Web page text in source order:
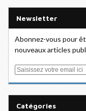
Newsletter
Abonnez-vous pour
nouveaux articles
E
Catégories